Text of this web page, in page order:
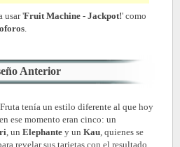
usar 'Fruit Machine - Jackpot!' como
Anterior
tenía un estilo diferente al que hoy
ese momento eran cinco: un
, un Elephante y un Kau , quienes se
revelar sus tarjetas con el resultado